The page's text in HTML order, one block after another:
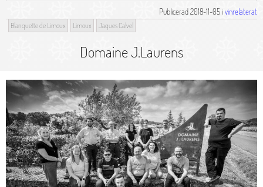
Publicerad 2018-11-05 ivinrelaterat
Blanquette de Limoux Limoux Jaques Calvel
Domaine J.Laurens